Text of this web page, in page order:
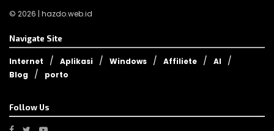
© 2026 | hazdo.web.id
Navigate Site
Internet Aplikasi Windows Affiliete
AI
Blog
porto
Follow Us